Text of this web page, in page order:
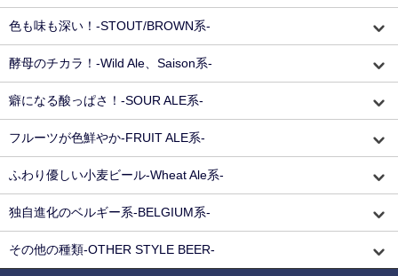
色も味も深い！-STOUT/BROWN系-
酵母のチカラ！-Wild Ale、Saison系-
癖になる酸っぱさ！-SOUR ALE系-
フルーツが色鮮やか-FRUIT ALE系-
ふわり優しい小麦ビール-Wheat Ale系-
独自進化のベルギー系-BELGIUM系-
その他の種類-OTHER STYLE BEER-